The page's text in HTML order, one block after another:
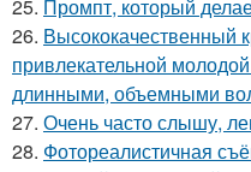
25. Промпт, который
26. Высококачественный
привлекательной
длинными, объемными
27. Очень часто слышу,
28. Фотореалистичная